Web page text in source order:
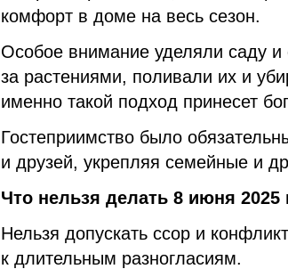
комфорт в доме на весь сезон.
Особое внимание уделяли саду
за растениями, поливали их и
именно такой подход принесет
Гостеприимство было
и друзей, укрепляя семейные и
Что нельзя делать 8 июня 2025
Нельзя допускать ссор и
к длительным разногласиям.